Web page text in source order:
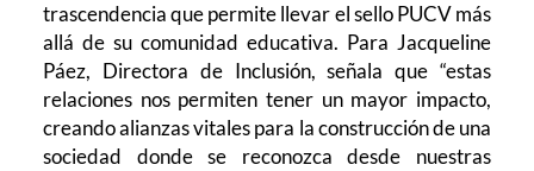
trascendencia que permite llevar el sello PUCV más
allá de su comunidad educativa. Para Jacqueline
Páez, Directora de Inclusión, señala que “estas
relaciones nos permiten tener un mayor impacto,
creando alianzas vitales para la construcción de una
sociedad donde se reconozca desde nuestras